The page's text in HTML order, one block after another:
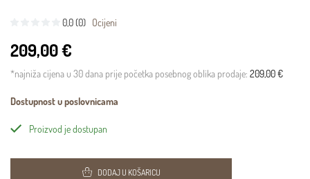
0,0 (0) Ocijeni
209,00 €
*najniža cijena u 30 dana prije početka posebnog oblika prodaje: 209,00 €
Dostupnost u poslovnicama
Proizvod je dostupan
DODAJ U KOŠARICU